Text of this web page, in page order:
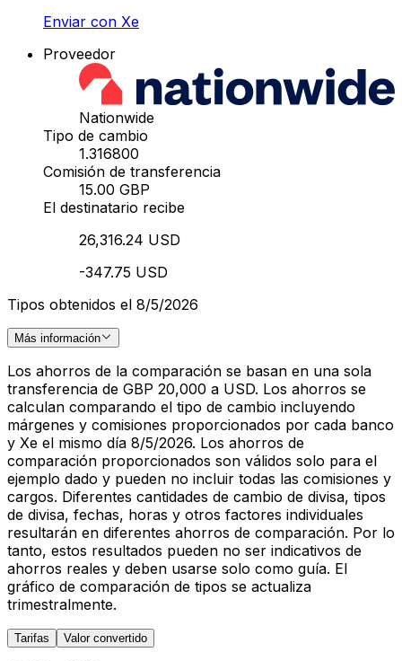
Enviar con Xe
Proveedor
Nationwide
Tipo de cambio
1.316800
Comisión de transferencia
15.00 GBP
El destinatario recibe
26,316.24 USD
-347.75 USD
Tipos obtenidos el 8/5/2026
Más información
Los ahorros de la comparación se basan en una sola
transferencia de GBP 20,000 a USD. Los ahorros se
calculan comparando el tipo de cambio incluyendo
márgenes y comisiones proporcionados por cada banco
y Xe el mismo día 8/5/2026. Los ahorros de
comparación proporcionados son válidos solo para el
ejemplo dado y pueden no incluir todas las comisiones y
cargos. Diferentes cantidades de cambio de divisa, tipos
de divisa, fechas, horas y otros factores individuales
resultarán en diferentes ahorros de comparación. Por lo
tanto, estos resultados pueden no ser indicativos de
ahorros reales y deben usarse solo como guía. El
gráfico de comparación de tipos se actualiza
trimestralmente.
Tarifas Valor convertido